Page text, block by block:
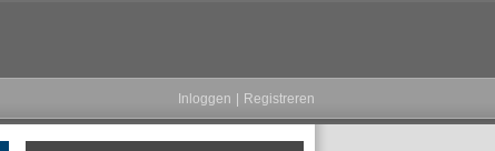
Inloggen Registreren